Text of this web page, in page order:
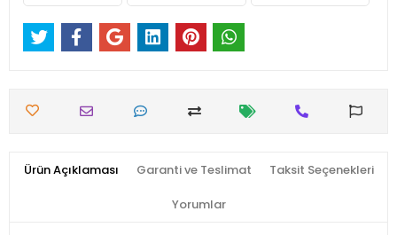
Ürün Açıklaması Garanti ve Teslimat Taksit Seçenekleri
Yorumlar